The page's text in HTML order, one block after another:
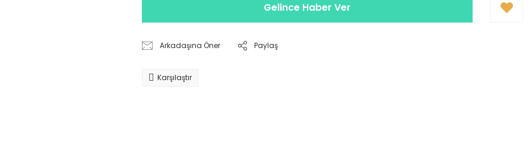
Gelince Haber Ver
Arkadaşına Öner Paylaş
Karşılaştır